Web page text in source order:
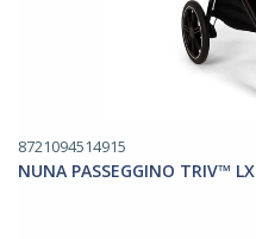
8721094514915
NUNA PASSEGGINO TRIV™